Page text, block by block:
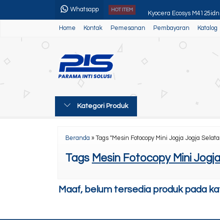
Whatsapp HOT ITEM Kyocera Ecosys M4125idn
Kyocera ECOSYS
Toner Grade A
Home Kontak Pemesanan Pembayaran Katalog
Kategori Produk
Beranda » Tags "Mesin Fotocopy Mini Jogja Jogja
Tags Mesin Fotocopy Mini
Maaf, belum tersedia produk pada